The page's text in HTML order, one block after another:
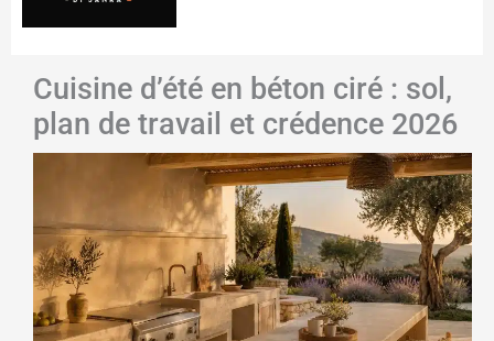
Cuisine d’été en béton ciré : sol,
plan de travail et crédence 2026